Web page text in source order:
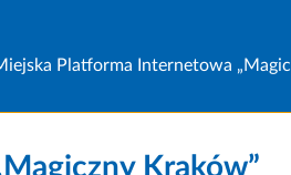
Platforma Internetowa
Kraków”